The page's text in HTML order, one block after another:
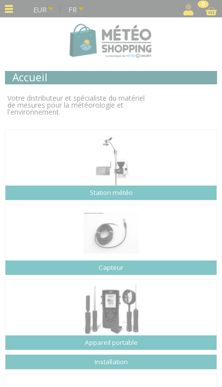
EUR FR
0
Accueil
Votre distributeur et spécialiste du matériel
de mesures pour la météorologie et
l'environnement.
Station météo
Capteur
Appareil portable
Installation
Panneau de gestion des cookies